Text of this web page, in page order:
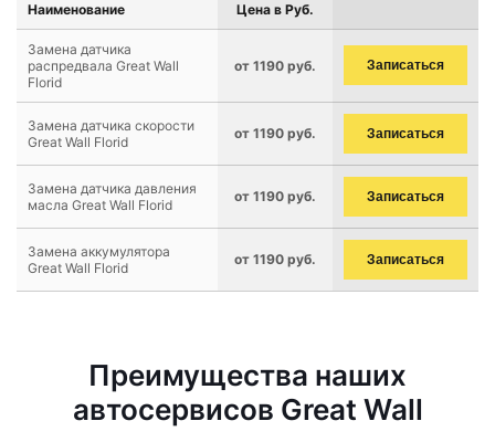
Наименование Цена в Руб.
Замена датчика
распредвала Great Wall
Florid
от 1190 руб. Записаться
Замена датчика скорости
Great Wall Florid
от 1190 руб. Записаться
Замена датчика давления
масла Great Wall Florid
от 1190 руб. Записаться
Замена аккумулятора
Great Wall Florid
от 1190 руб. Записаться
Преимущества наших
автосервисов Great Wall